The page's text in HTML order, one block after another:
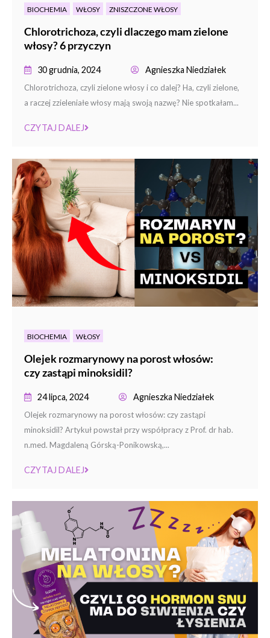
BIOCHEMIA WŁOSY ZNISZCZONE WŁOSY
Chlorotrichoza, czyli dlaczego mam zielone
włosy? 6 przyczyn
30 grudnia, 2024 Agnieszka Niedziałek
Chlorotrichoza, czyli zielone włosy i co dalej? Ha, czyli zielone,
a raczej zzieleniałe włosy mają swoją nazwę? Nie spotkałam...
CZYTAJ DALEJ
BIOCHEMIA WŁOSY
Olejek rozmarynowy na porost włosów:
czy zastąpi minoksidil?
24 lipca, 2024 Agnieszka Niedziałek
Olejek rozmarynowy na porost włosów: czy zastąpi
minoksidil? Artykuł powstał przy współpracy z Prof. dr hab.
n.med. Magdaleną Górską-Ponikowską,...
CZYTAJ DALEJ